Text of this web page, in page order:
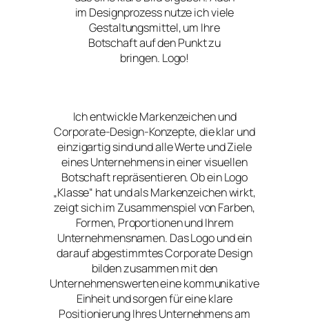
im Designprozess nutze ich viele
Gestaltungsmittel, um Ihre
Botschaft auf den Punkt zu
bringen. Logo!
Ich entwickle Markenzeichen und
Corporate-Design-Konzepte, die klar und
einzigartig sind und alle Werte und Ziele
eines Unternehmens in einer visuellen
Botschaft repräsentieren. Ob ein Logo
„Klasse“ hat und als Markenzeichen wirkt,
zeigt sich im Zusammenspiel von Farben,
Formen, Proportionen und Ihrem
Unternehmensnamen. Das Logo und ein
darauf abgestimmtes Corporate Design
bilden zusammen mit den
Unternehmenswerten eine kommunikative
Einheit und sorgen für eine klare
Positionierung Ihres Unternehmens am